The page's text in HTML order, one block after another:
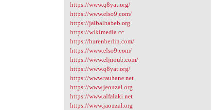
https://www.q8yat.org/
https://www.elso9.com/
https://jalbalhabeb.org
https://wikimedia.cc
https://hurenberlin.com/
https://www.elso9.com/
https://www.eljnoub.com/
https://www.q8yat.org/
https://www.rauhane.net
https://www.jeouzal.org
https://www.alfalaki.net
https://www.jaouzal.org